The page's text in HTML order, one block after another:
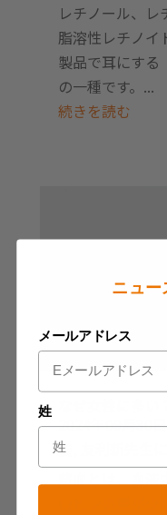
レチノール、
脂溶性レチノイ
製品で耳にする
の一種です。...
続きを読む
2024年09月30日
養
友利新先生
ロビンの量が
ニュー
メールアドレス
姓